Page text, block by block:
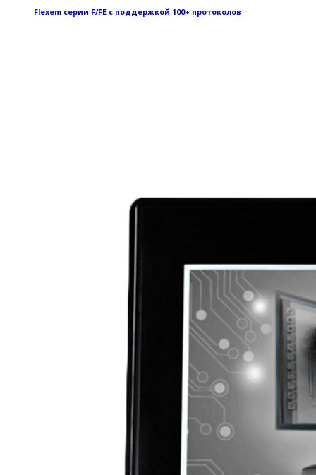
Flexem серии F/FE с поддержкой 100+ протоколов